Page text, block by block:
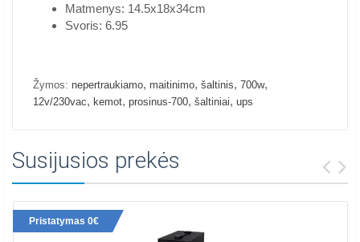
Matmenys: 14.5x18x34cm
Svoris: 6.95
Žymos: nepertraukiamo, maitinimo, šaltinis, 700w,
12v/230vac, kemot, prosinus-700, šaltiniai, ups
Susijusios prekės
Pristatymas 0€